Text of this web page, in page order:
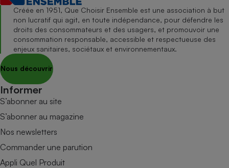
Créée en 1951, Que Choisir Ensemble est une association à but
non lucratif qui agit, en toute indépendance, pour défendre les
droits des consommateurs et des usagers, et promouvoir une
consommation responsable, accessible et respectueuse des
enjeux sanitaires, sociétaux et environnementaux.
Nous découvrir
Informer
S’abonner au site
S’abonner au magazine
Nos newsletters
Commander une parution
Appli Quel Produit